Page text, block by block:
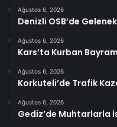
Ağustos 6, 2026
Denizli OSB’de
Ağustos 6, 2026
Kars’ta Kurban
Ağustos 6, 2026
Korkuteli’de Trafik
Ağustos 6, 2026
Gediz’de Muhtarlarla